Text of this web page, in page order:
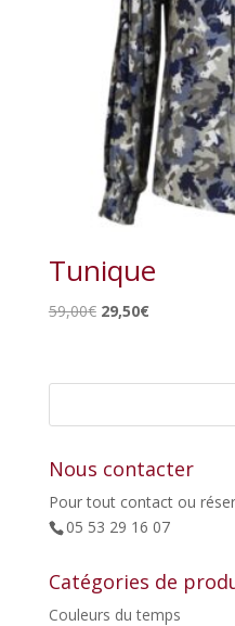
Tunique
59,00€ Le
était :
29,50€Le
est :
Nous contacter
Pour tout contact ou
05 53 29 16 07
Catégories de
Couleurs du temps